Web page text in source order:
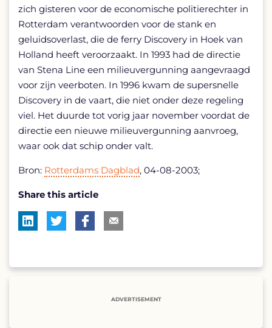
zich gisteren voor de economische politierechter in
Rotterdam verantwoorden voor de stank en
geluidsoverlast, die de ferry Discovery in Hoek van
Holland heeft veroorzaakt. In 1993 had de directie
van Stena Line een milieuvergunning aangevraagd
voor zijn veerboten. In 1996 kwam de supersnelle
Discovery in de vaart, die niet onder deze regeling
viel. Het duurde tot vorig jaar november voordat de
directie een nieuwe milieuvergunning aanvroeg,
waar ook dat schip onder valt.
Bron: Rotterdams Dagblad, 04-08-2003;
Share this article
ADVERTISEMENT